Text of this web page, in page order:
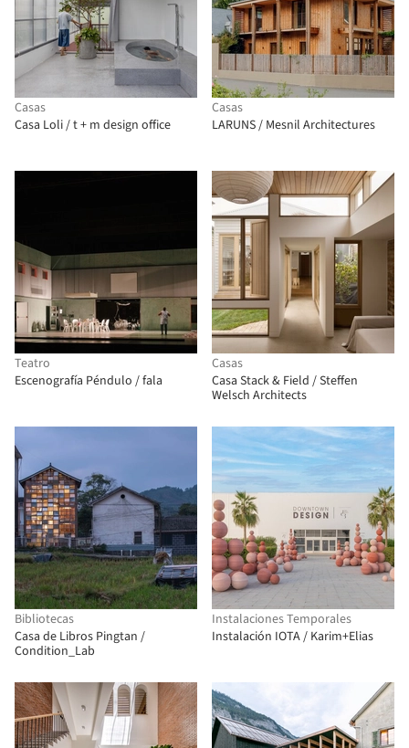
Casas
Casa Loli / t + m design office
Casas
LARUNS / Mesnil Architectures
Teatro
Escenografía Péndulo / fala
Casas
Casa Stack & Field / Steffen
Welsch Architects
Bibliotecas
Casa de Libros Pingtan /
Condition_Lab
Instalaciones Temporales
Instalación IOTA / Karim+Elias